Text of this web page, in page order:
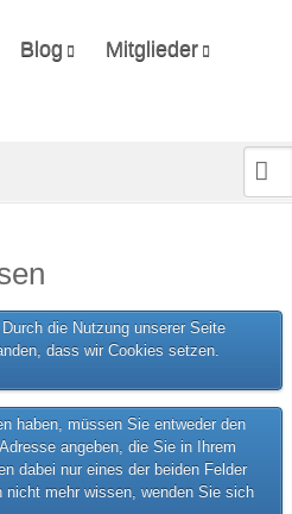
Blog Mitglieder
die Nutzung unserer Seite
dass wir Cookies setzen.
haben, müssen Sie entweder den
angeben, die Sie in Ihrem
dabei nur eines der beiden Felder
nicht mehr wissen, wenden Sie sich